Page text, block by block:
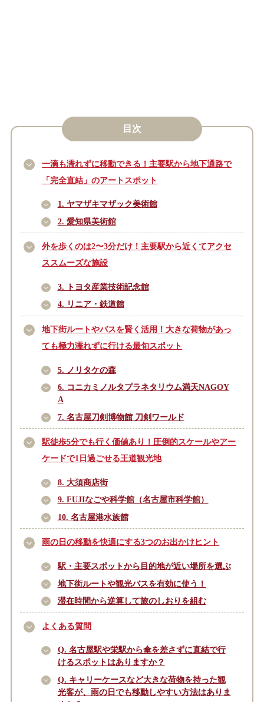
目次
一滴も濡れずに移動できる！主要駅から地下通路で
「完全直結」のアートスポット
1. ヤマザキマザック美術館
2. 愛知県美術館
外を歩くのは2〜3分だけ！主要駅から近くてアクセ
ススムーズな施設
3. トヨタ産業技術記念館
4. リニア・鉄道館
地下街ルートやバスを賢く活用！大きな荷物があっ
ても極力濡れずに行ける最旬スポット
5. ノリタケの森
6. コニカミノルタプラネタリウム満天NAGOY
A
7. 名古屋刀剣博物館 刀剣ワールド
駅徒歩5分でも行く価値あり！圧倒的スケールやアー
ケードで1日過ごせる王道観光地
8. 大須商店街
9. FUJIなごや科学館（名古屋市科学館）
10. 名古屋港水族館
雨の日の移動を快適にする3つのお出かけヒント
駅・主要スポットから目的地が近い場所を選ぶ
地下街ルートや観光バスを有効に使う！
滞在時間から逆算して旅のしおりを組む
よくある質問
Q. 名古屋駅や栄駅から傘を差さずに直結で行
けるスポットはありますか？
Q. キャリーケースなど大きな荷物を持った観
光客が、雨の日でも移動しやすい方法はありま